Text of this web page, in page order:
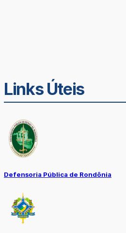
Links Úteis
Defensoria Pública de Rondônia